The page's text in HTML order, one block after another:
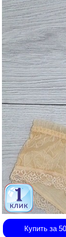
Купить за 50